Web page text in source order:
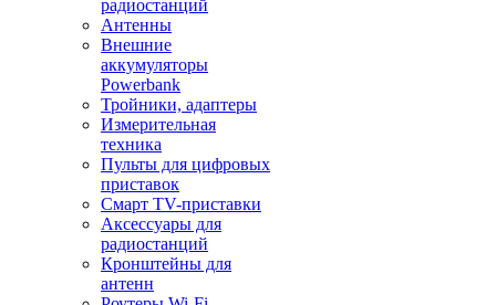
радиостанций
Антенны
Внешние
аккумуляторы
Powerbank
Тройники, адаптеры
Измерительная
техника
Пульты для цифровых
приставок
Смарт ТV-приставки
Аксессуары для
радиостанций
Кронштейны для
антенн